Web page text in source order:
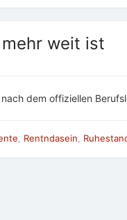
weit ist
dem offiziellen
Rentndasein